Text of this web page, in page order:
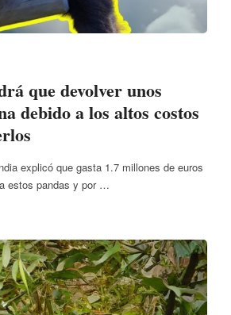
que devolver unos
debido a los altos costos
explicó que gasta 1.7 millones de euros
estos pandas y por …